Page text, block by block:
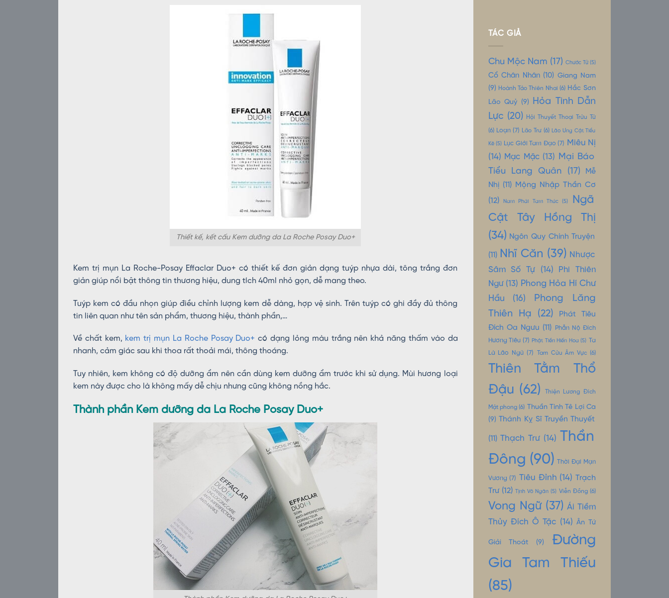
Thiết kế, kết cấu Kem dưỡng da La Roche Posay Duo+
Kem trị mụn La Roche-Posay Effaclar Duo+ có thiết kế đơn giản dạng tuýp nhựa dài, tông trắng đơn
giản giúp nổi bật thông tin thương hiệu, dung tích 40ml nhỏ gọn, dễ mang theo.
Tuýp kem có đầu nhọn giúp điều chỉnh lượng kem dễ dàng, hợp vệ sinh. Trên tuýp có ghi đầy đủ thông
tin liên quan như tên sản phẩm, thương hiệu, thành phần,…
Về chất kem, kem trị mụn La Roche Posay Duo+ có dạng lỏng màu trắng nên khả năng thấm vào da
nhanh, cảm giác sau khi thoa rất thoải mái, thông thoáng.
Tuy nhiên, kem không có độ dưỡng ẩm nên cần dùng kem dưỡng ẩm trước khi sử dụng. Mùi hương loại
kem này được cho là không mấy dễ chịu nhưng cũng không nồng hắc.
Thành phần Kem dưỡng da La Roche Posay Duo+
TÁC GIẢ
Chu Mộc Nam (17) Chước Tử(5)
Cổ Chân Nhân(10) Giang Nam
(9) Hoành Tảo Thiên Nhai (6) Hắc Sơn
Lão Quỷ (9)
Hỏa Tinh Dẫn
Lực (20) Hội Thuyết Thoại Trửu Tử
(6) Loạn (7) Lão Trư (6) Lão Ưng Cật Tiểu
Kê(5) Lục Giới Tam Đạo (7)
Miêu Nị
(14) Mạc Mặc(13)
Mại Báo
Tiểu Lang Quân (17)
Mễ
Nhị(11) Mộng Nhập Thần Cơ
(12)
Nam Phái Tam Thúc(5)
Ngã
Cật Tây Hồng Thị
(34) Ngôn Quy Chính Truyện
(11) Nhĩ Căn (39) Nhược
Sâm Số Tự(14)
Phi Thiên
Ngư(13) Phong Hỏa Hí Chư
Hầu (16)
Phong Lăng
Thiên Hạ (22)
Phát Tiêu
Đích Oa Ngưu (11)
Phẫn Nộ Đích
Hương Tiêu (7) Phật Tiền Hiến Hoa (5) Ta
Là Lão Ngũ (7) Tam Cửu Âm Vực (6)
Thiên Tằm Thổ
Đậu (62) Thiện Lương Đích
Mật phong(6) Thuần Tình Tê Lợi Ca
(9) Thánh Kỵ Sĩ Truyền Thuyết
(11) Thạch Trư (14) Thần
Đông (90) Thời Đại Mạn
Vương (7) Tiêu Đỉnh (14) Trạch
Trư(12) Tịnh Vô Ngân(5) Viễn Đồng(6)
Vong Ngữ(37) Ái Tiềm
Thủy Đích Ô Tặc (14) Ân Tứ
Giải Thoát (9)
Đường
Gia Tam Thiếu
(85)